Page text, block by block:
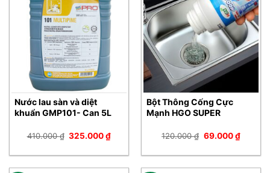
Nước lau sàn và diệt
khuẩn GMP101- Can 5L
410.000₫ Giá
410.000 ₫.
325.000₫Giá
là:
325.000 ₫.
Bột Thông Cống Cực
Mạnh HGO SUPER
120.000₫ Giá
120.000 ₫.
69.000₫Giá
hiện
là:
69.000